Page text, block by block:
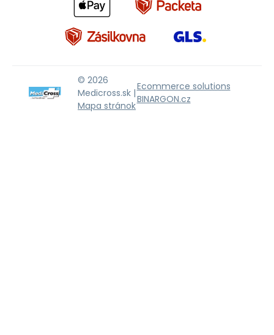
© 2026
Medicross.sk |
Mapa stránok
Ecommerce solutions
BINARGON.cz